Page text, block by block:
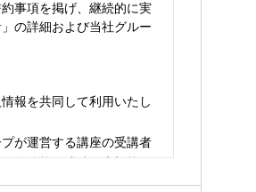
事項を掲げ、継続的に実
の詳細および当社グルー
報を共同して利用いたし
が運営する講座の受講者
在籍校、成績、志望校、
。